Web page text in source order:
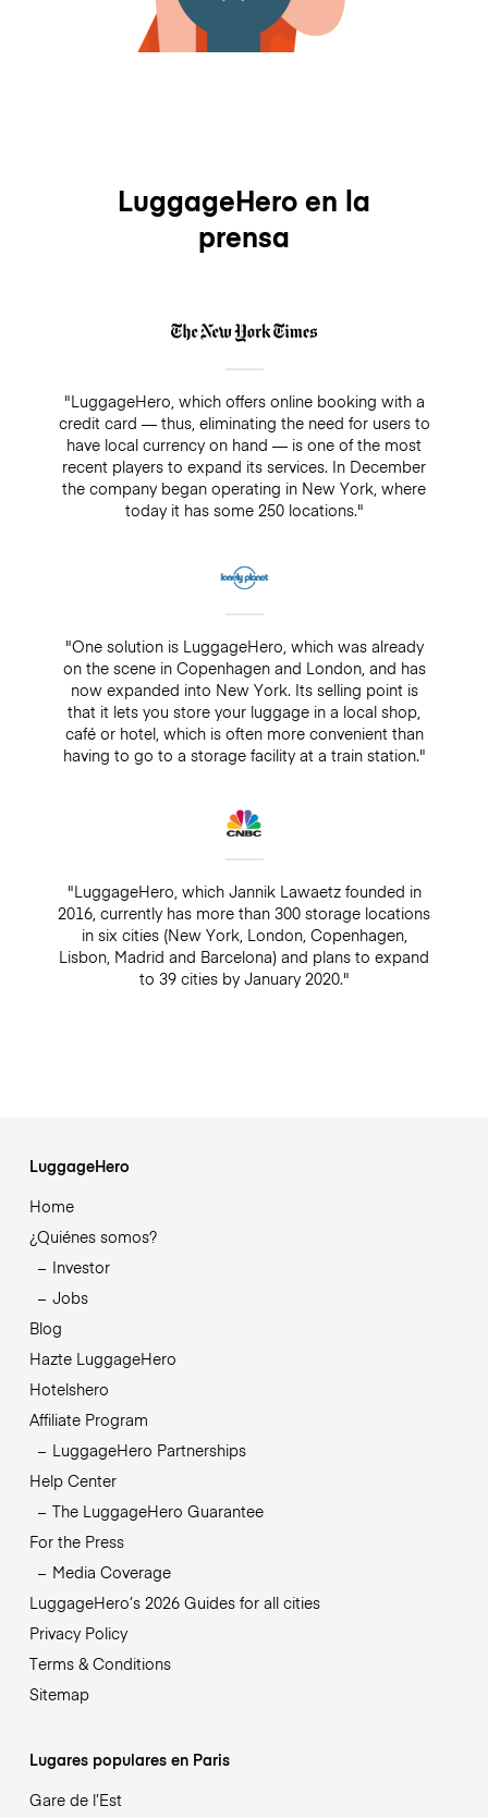
LuggageHero en la
prensa
"LuggageHero, which offers online booking with a
credit card — thus, eliminating the need for users to
have local currency on hand — is one of the most
recent players to expand its services. In December
the company began operating in New York, where
today it has some 250 locations."
"One solution is LuggageHero, which was already
on the scene in Copenhagen and London, and has
now expanded into New York. Its selling point is
that it lets you store your luggage in a local shop,
café or hotel, which is often more convenient than
having to go to a storage facility at a train station."
"LuggageHero, which Jannik Lawaetz founded in
2016, currently has more than 300 storage locations
in six cities (New York, London, Copenhagen,
Lisbon, Madrid and Barcelona) and plans to expand
to 39 cities by January 2020."
LuggageHero
Home
¿Quiénes somos?
Investor
Jobs
Blog
Hazte LuggageHero
Hotelshero
Affiliate Program
LuggageHero Partnerships
Help Center
The LuggageHero Guarantee
For the Press
Media Coverage
LuggageHero’s 2026 Guides for all cities
Privacy Policy
Terms & Conditions
Sitemap
Lugares populares en Paris
Gare de l’Est